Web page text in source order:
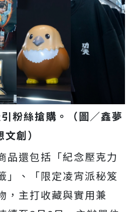
粉絲搶購。
（圖／鑫夢
文創）
品還包括「紀念壓克力
」、「限定凌宵派秘笈
，主打收藏與實用兼